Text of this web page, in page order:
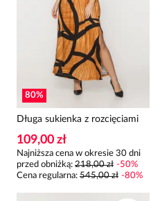
80%
Długa sukienka z rozcięciami
109,00 zł
Najniższa cena w okresie 30 dni
przed obniżką: 218,00 zł -50%
Cena regularna: 545,00 zł -80%